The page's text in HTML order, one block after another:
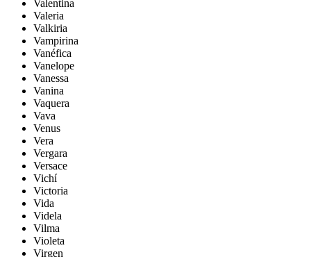
Valentina
Valeria
Valkiria
Vampirina
Vanéfica
Vanelope
Vanessa
Vanina
Vaquera
Vava
Venus
Vera
Vergara
Versace
Vichí
Victoria
Vida
Videla
Vilma
Violeta
Virgen